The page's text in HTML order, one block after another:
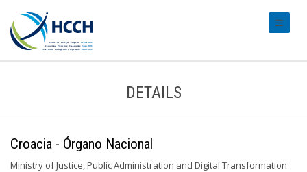
DETAILS
Croacia - Órgano Nacional
Ministry of Justice, Public Administration and Digital Transformation